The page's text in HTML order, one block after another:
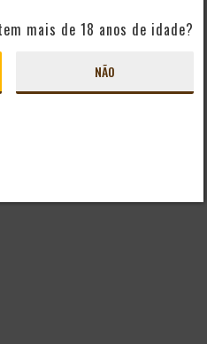
mais de 18 anos de idade?
NÃO